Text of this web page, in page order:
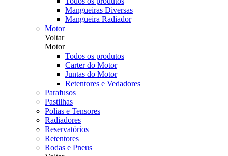
Mangueiras Diversas
Mangueira Radiador
Motor
Voltar
Motor
Todos os produtos
Carter do Motor
Juntas do Motor
Retentores e Vedadores
Parafusos
Pastilhas
Polias e Tensores
Radiadores
Reservatórios
Retentores
Rodas e Pneus